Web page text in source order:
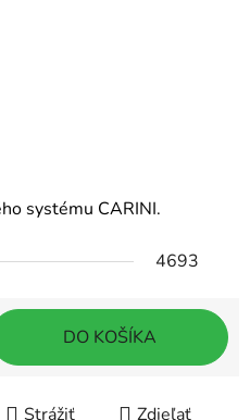
systému CARINI.
4693
DO KOŠÍKA
Strážiť Zdieľať